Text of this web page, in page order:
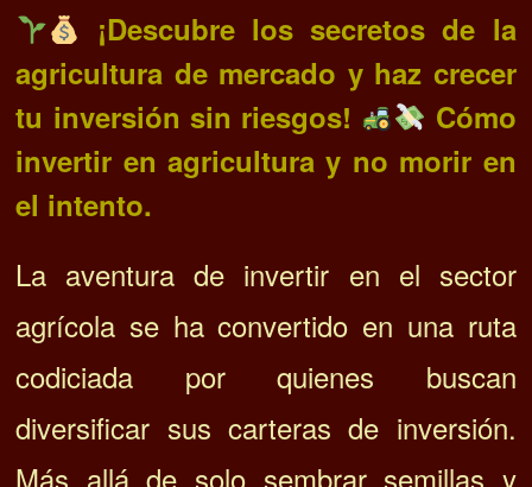
¡Descubre los secretos de la
agricultura de mercado y haz crecer
tu inversión sin riesgos!
Cómo
invertir en agricultura y no morir en
el intento.
La aventura de invertir en el sector
agrícola se ha convertido en una ruta
codiciada por quienes buscan
diversificar sus carteras de inversión.
Más allá de solo sembrar semillas y